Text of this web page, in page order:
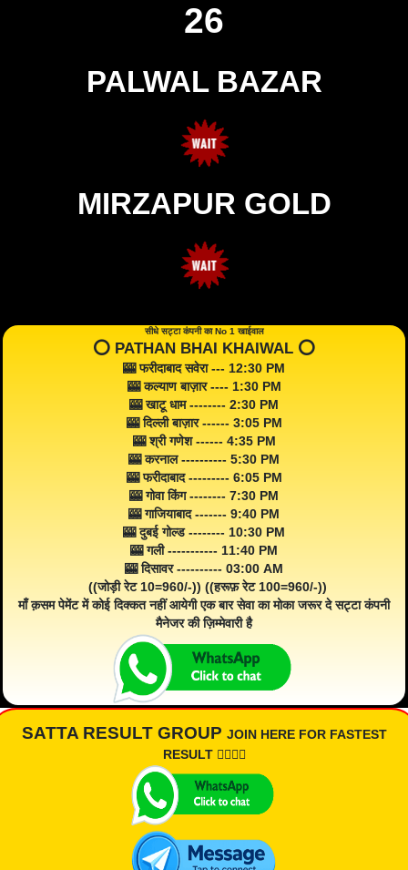
26
PALWAL BAZAR
MIRZAPUR GOLD
सीधे सट्टा कंपनी का No 1 खाईवाल
⭕️ PATHAN BHAI KHAIWAL ⭕️
🎰 फरीदाबाद सवेरा --- 12:30 PM
🎰 कल्याण बाज़ार ---- 1:30 PM
🎰 खाटू धाम -------- 2:30 PM
🎰 दिल्ली बाज़ार ------ 3:05 PM
🎰 श्री गणेश ------ 4:35 PM
🎰 करनाल ---------- 5:30 PM
🎰 फरीदाबाद --------- 6:05 PM
🎰 गोवा किंग -------- 7:30 PM
🎰 गाजियाबाद ------- 9:40 PM
🎰 दुबई गोल्ड -------- 10:30 PM
🎰 गली ----------- 11:40 PM
🎰 दिसावर ---------- 03:00 AM
((जोड़ी रेट 10=960/-)) ((हरूफ़ रेट 100=960/-))
माँ क़सम पेमेंट में कोई दिक्कत नहीं आयेगी एक बार सेवा का मोका जरूर दे सट्टा कंपनी
मैनेजर की ज़िम्मेवारी है
SATTA RESULT GROUP JOIN HERE FOR FASTEST
RESULT 👇🏾👇🏾